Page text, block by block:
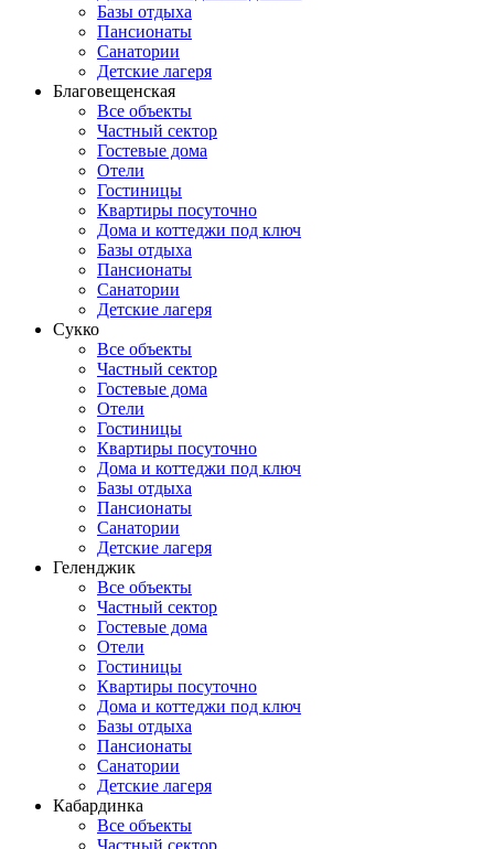
Базы отдыха
Пансионаты
Санатории
Детские лагеря
Благовещенская
Все объекты
Частный сектор
Гостевые дома
Отели
Гостиницы
Квартиры посуточно
Дома и коттеджи под ключ
Базы отдыха
Пансионаты
Санатории
Детские лагеря
Сукко
Все объекты
Частный сектор
Гостевые дома
Отели
Гостиницы
Квартиры посуточно
Дома и коттеджи под ключ
Базы отдыха
Пансионаты
Санатории
Детские лагеря
Геленджик
Все объекты
Частный сектор
Гостевые дома
Отели
Гостиницы
Квартиры посуточно
Дома и коттеджи под ключ
Базы отдыха
Пансионаты
Санатории
Детские лагеря
Кабардинка
Все объекты
Частный сектор